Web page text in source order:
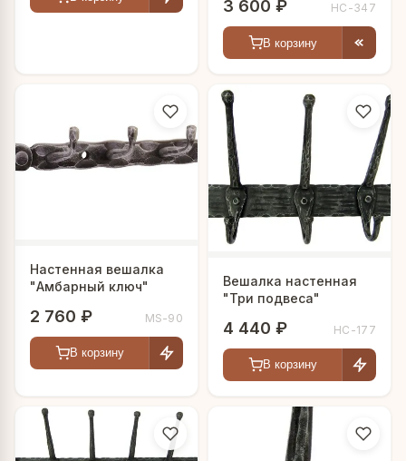
3 600 ₽ HC-347
В корзину
Настенная вешалка
"Амбарный ключ"
2 760 ₽ MS-90
В корзину
Вешалка настенная
"Три подвеса"
4 440 ₽ HC-177
В корзину